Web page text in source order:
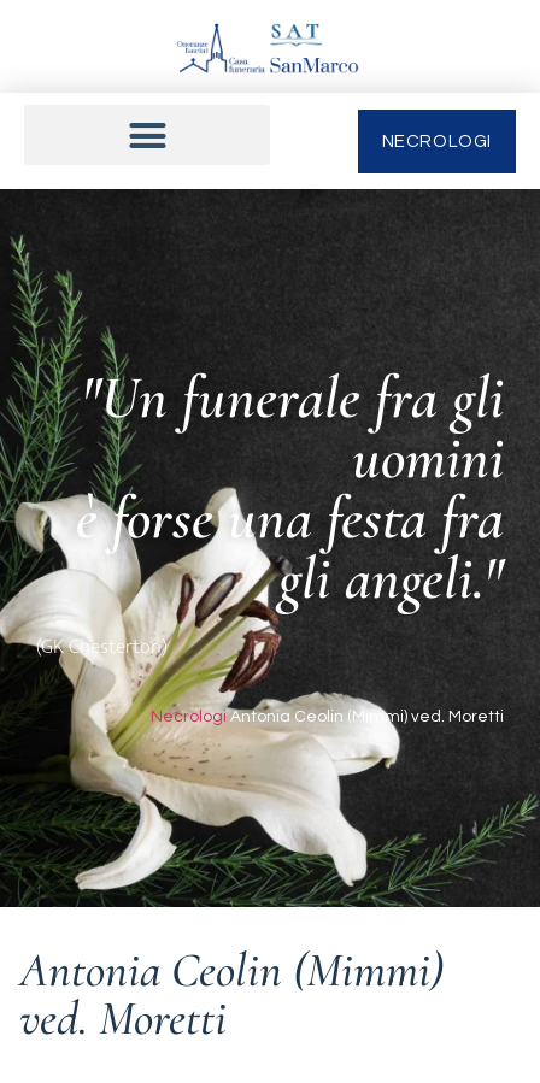
NECROLOGI
"Un funerale fra gli
uomini
è forse una festa fra
gli angeli."
(GK Chesterton)
Necrologi Antonia Ceolin (Mimmi) ved. Moretti
Antonia Ceolin (Mimmi)
ved. Moretti